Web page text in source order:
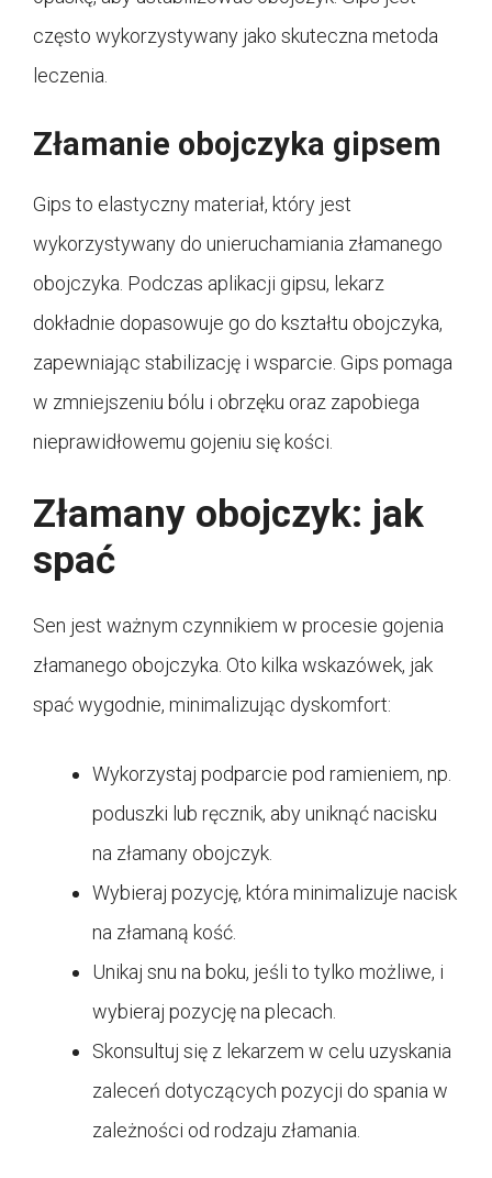
często wykorzystywany jako skuteczna metoda
leczenia.
Złamanie obojczyka gipsem
Gips to elastyczny materiał, który jest
wykorzystywany do unieruchamiania złamanego
obojczyka. Podczas aplikacji gipsu, lekarz
dokładnie dopasowuje go do kształtu obojczyka,
zapewniając stabilizację i wsparcie. Gips pomaga
w zmniejszeniu bólu i obrzęku oraz zapobiega
nieprawidłowemu gojeniu się kości.
Złamany obojczyk: jak
spać
Sen jest ważnym czynnikiem w procesie gojenia
złamanego obojczyka. Oto kilka wskazówek, jak
spać wygodnie, minimalizując dyskomfort:
Wykorzystaj podparcie pod ramieniem, np.
poduszki lub ręcznik, aby uniknąć nacisku
na złamany obojczyk.
Wybieraj pozycję, która minimalizuje nacisk
na złamaną kość.
Unikaj snu na boku, jeśli to tylko możliwe, i
wybieraj pozycję na plecach.
Skonsultuj się z lekarzem w celu uzyskania
zaleceń dotyczących pozycji do spania w
zależności od rodzaju złamania.